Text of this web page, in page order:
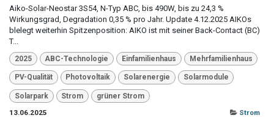
Aiko-Solar-Neostar 3S54, N-Typ ABC, bis 490W, bis zu 24,3 %
Wirkungsgrad, Degradation 0,35 % pro Jahr. Update 4.12.2025 AIKOs
blelegt weiterhin Spitzenposition: AIKO ist mit seiner Back-Contact (BC)
T...
2025 ABC-Technologie Einfamilienhaus Mehrfamilienhaus
PV-Qualität Photovoltaik Solarenergie Solarmodule
Solarpark Strom
grüner Strom
13.06.2025
Strom